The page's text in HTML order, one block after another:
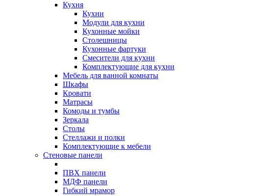
Кухня
Кухни
Модули для кухни
Кухонные мойки
Столешницы
Кухонные фартуки
Смесители для кухни
Комплектующие для кухни
Мебель для ванной комнаты
Шкафы
Кровати
Матрасы
Комоды и тумбы
Зеркала
Столы
Стеллажи и полки
Комплектующие к мебели
Стеновые панели
ПВХ панели
МДФ панели
Гибкий мрамор